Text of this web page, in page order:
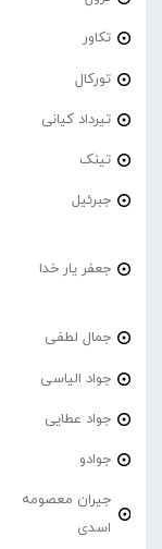
تکاور
تورکال
تیرداد کیانی
تینک
جبرئیل
جعفر یار خدا
جمال لطفی
جواد الیاسی
جواد عطایی
جوادو
جیران معصومه
اسدی